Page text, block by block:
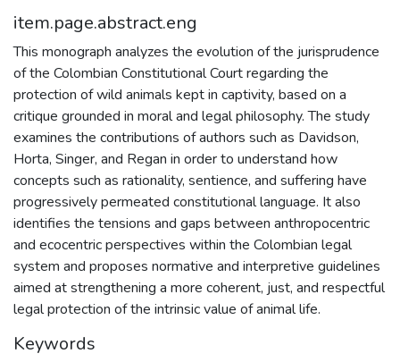
item.page.abstract.eng
This monograph analyzes the evolution of the jurisprudence
of the Colombian Constitutional Court regarding the
protection of wild animals kept in captivity, based on a
critique grounded in moral and legal philosophy. The study
examines the contributions of authors such as Davidson,
Horta, Singer, and Regan in order to understand how
concepts such as rationality, sentience, and suffering have
progressively permeated constitutional language. It also
identifies the tensions and gaps between anthropocentric
and ecocentric perspectives within the Colombian legal
system and proposes normative and interpretive guidelines
aimed at strengthening a more coherent, just, and respectful
legal protection of the intrinsic value of animal life.
Keywords